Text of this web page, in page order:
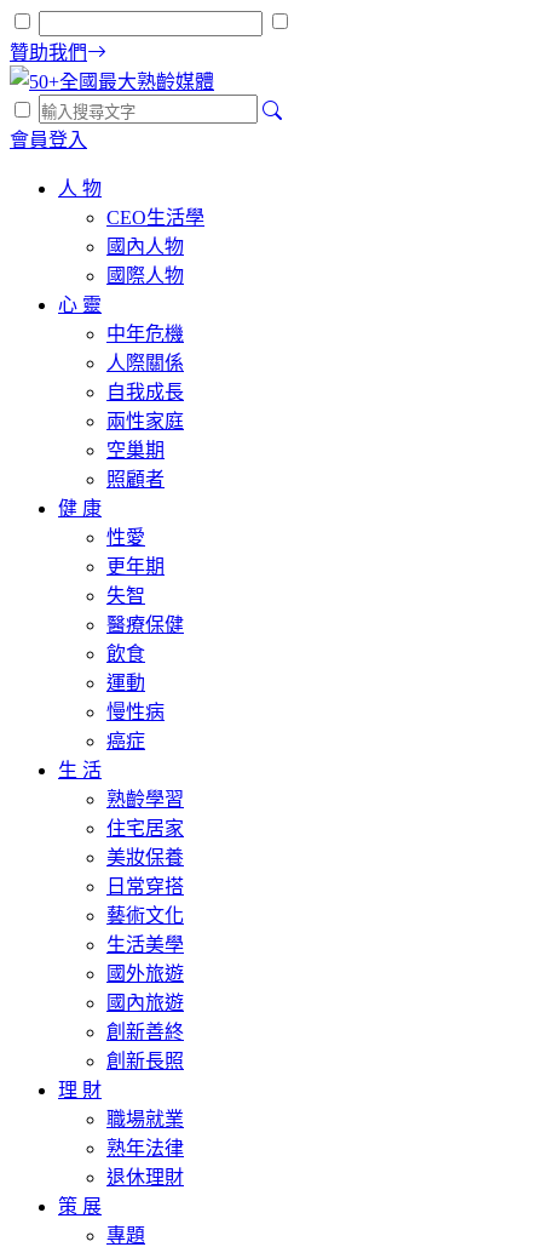
贊助我們
會員登入
人 物
CEO生活學
國內人物
國際人物
心 靈
中年危機
人際關係
自我成長
兩性家庭
空巢期
照顧者
健 康
性愛
更年期
失智
醫療保健
飲食
運動
慢性病
癌症
生 活
熟齡學習
住宅居家
美妝保養
日常穿搭
藝術文化
生活美學
國外旅遊
國內旅遊
創新善終
創新長照
理 財
職場就業
熟年法律
退休理財
策 展
專題